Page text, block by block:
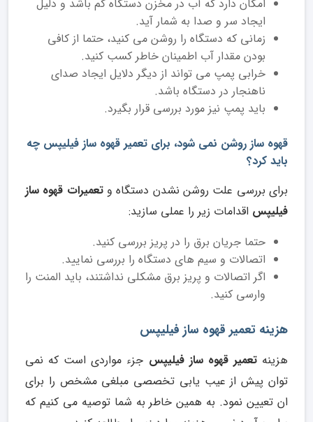
امکان دارد که آب در مخزن دستگاه کم باشد و دلیل
ایجاد سر و صدا به شمار آید.
زمانی که دستگاه را روشن می کنید، حتما از کافی
بودن مقدار آب اطمینان خاطر کسب کنید.
خرابی پمپ می تواند از دیگر دلایل ایجاد صدای
ناهنجار در دستگاه باشد.
باید پمپ نیز مورد بررسی قرار بگیرد.
قهوه ساز روشن نمی شود، برای تعمیر قهوه ساز فیلیپس چه
باید کرد؟
برای بررسی علت روشن نشدن دستگاه وتعمیرات قهوه ساز
فیلیپس اقدامات زیر را عملی سازید:
حتما جریان برق را در پریز بررسی کنید.
اتصالات و سیم های دستگاه را بررسی نمایید.
اگر اتصالات و پریز برق مشکلی نداشتند، باید المنت را
وارسی کنید.
هزینه تعمیر قهوه ساز فیلیپس
هزینه تعمیر قهوه ساز فیلیپس جزء مواردی است که نمی
توان پیش از عیب یابی تخصصی مبلغی مشخص را برای
ان تعیین نمود. به همین خاطر به شما توصیه می کنیم که